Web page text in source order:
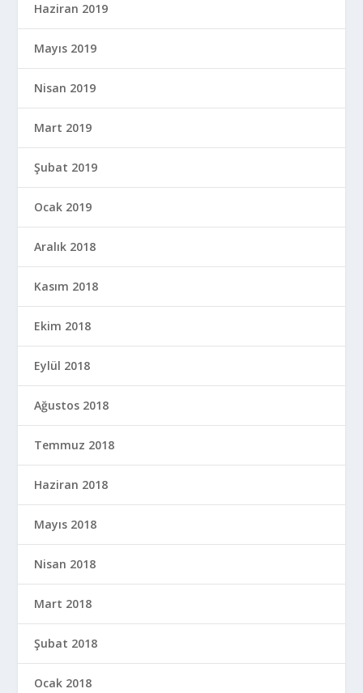
Haziran 2019
Mayıs 2019
Nisan 2019
Mart 2019
Şubat 2019
Ocak 2019
Aralık 2018
Kasım 2018
Ekim 2018
Eylül 2018
Ağustos 2018
Temmuz 2018
Haziran 2018
Mayıs 2018
Nisan 2018
Mart 2018
Şubat 2018
Ocak 2018